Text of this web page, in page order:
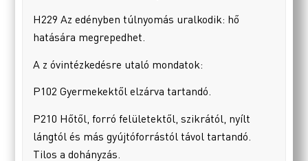
H229 Az edényben túlnyomás uralkodik: hő
hatására megrepedhet.
A z óvintézkedésre utaló mondatok:
P102 Gyermekektől elzárva tartandó.
P210 Hőtől, forró felületektől, szikrától, nyílt
lángtól és más gyújtóforrástól távol tartandó.
Tilos a dohányzás.